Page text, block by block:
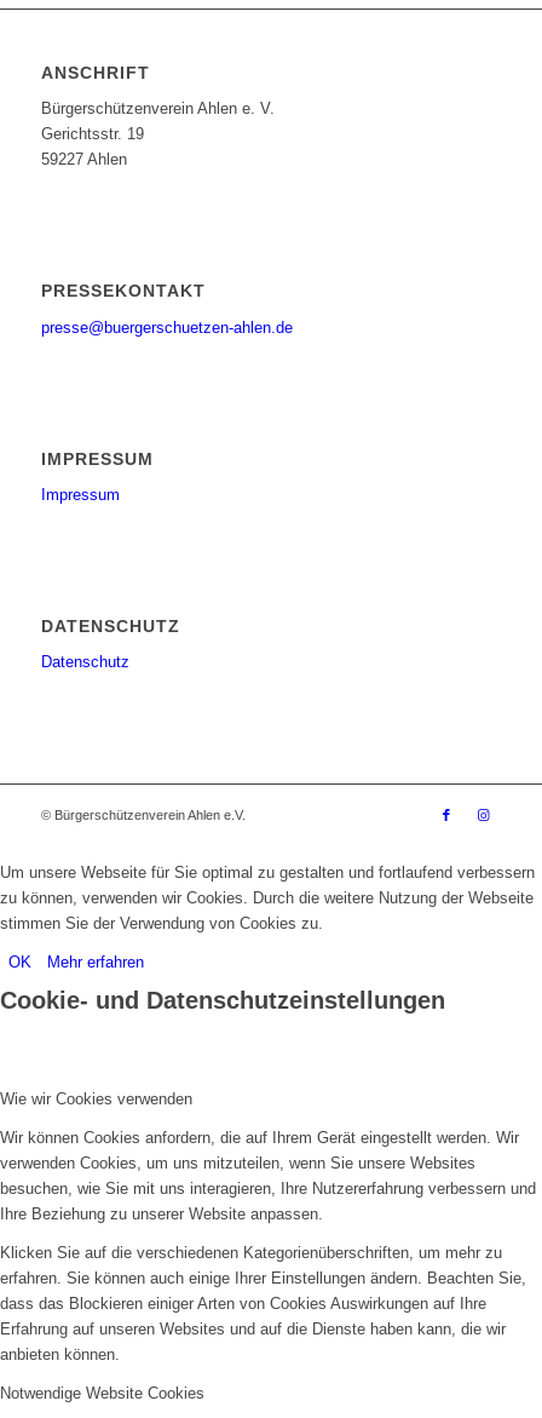
ANSCHRIFT
Bürgerschützenverein Ahlen e. V.
Gerichtsstr. 19
59227 Ahlen
PRESSEKONTAKT
presse@buergerschuetzen-ahlen.de
IMPRESSUM
Impressum
DATENSCHUTZ
Datenschutz
© Bürgerschützenverein Ahlen e.V.
Um unsere Webseite für Sie optimal zu gestalten und fortlaufend verbessern
zu können, verwenden wir Cookies. Durch die weitere Nutzung der Webseite
stimmen Sie der Verwendung von Cookies zu.
OK Mehr erfahren
Cookie- und Datenschutzeinstellungen
Wie wir Cookies verwenden
Wir können Cookies anfordern, die auf Ihrem Gerät eingestellt werden. Wir
verwenden Cookies, um uns mitzuteilen, wenn Sie unsere Websites
besuchen, wie Sie mit uns interagieren, Ihre Nutzererfahrung verbessern und
Ihre Beziehung zu unserer Website anpassen.
Klicken Sie auf die verschiedenen Kategorienüberschriften, um mehr zu
erfahren. Sie können auch einige Ihrer Einstellungen ändern. Beachten Sie,
dass das Blockieren einiger Arten von Cookies Auswirkungen auf Ihre
Erfahrung auf unseren Websites und auf die Dienste haben kann, die wir
anbieten können.
Notwendige Website Cookies